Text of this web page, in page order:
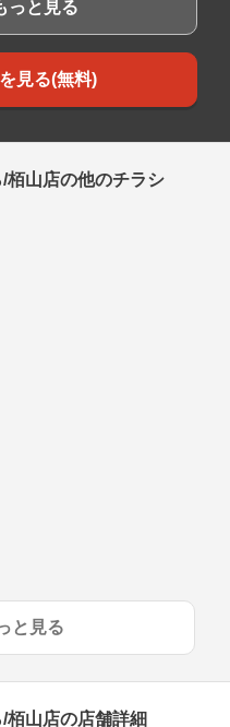
っと見る
見る(無料)
栢山店の他のチラシ
と見る
栢山店の店舗詳細